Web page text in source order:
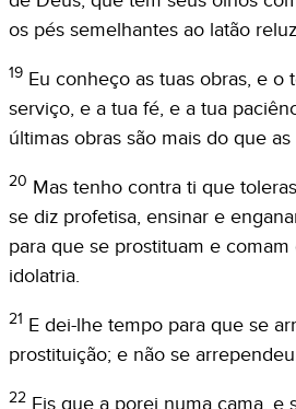
os pés semelhantes ao latão
19 Eu conheço as tuas obras, e o
serviço, e a tua fé, e a tua
últimas obras são mais do que as
20 Mas tenho contra ti que
se diz profetisa, ensinar e
para que se prostituam e comam
idolatria.
21 E dei-lhe tempo para que se
prostituição; e não se
22 Eis que a porei numa cama, e